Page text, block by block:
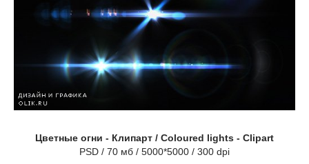
Цветные огни - Клипарт / Coloured lights - Clipart
PSD / 70 мб / 5000*5000 / 300 dpi